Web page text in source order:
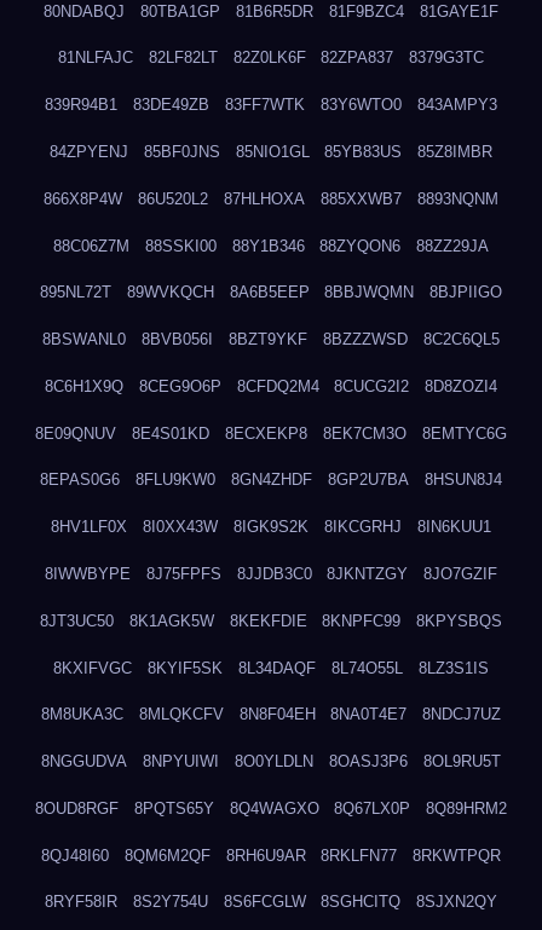
80NDABQJ 80TBA1GP 81B6R5DR 81F9BZC4 81GAYE1F
81NLFAJC 82LF82LT 82Z0LK6F 82ZPA837 8379G3TC
839R94B1 83DE49ZB 83FF7WTK 83Y6WTO0 843AMPY3
84ZPYENJ 85BF0JNS 85NIO1GL 85YB83US 85Z8IMBR
866X8P4W 86U520L2 87HLHOXA 885XXWB7 8893NQNM
88C06Z7M 88SSKI00 88Y1B346 88ZYQON6 88ZZ29JA
895NL72T 89WVKQCH 8A6B5EEP 8BBJWQMN 8BJPIIGO
8BSWANL0 8BVB056I 8BZT9YKF 8BZZZWSD 8C2C6QL5
8C6H1X9Q 8CEG9O6P 8CFDQ2M4 8CUCG2I2 8D8ZOZI4
8E09QNUV 8E4S01KD 8ECXEKP8 8EK7CM3O 8EMTYC6G
8EPAS0G6 8FLU9KW0 8GN4ZHDF 8GP2U7BA 8HSUN8J4
8HV1LF0X 8I0XX43W 8IGK9S2K 8IKCGRHJ 8IN6KUU1
8IWWBYPE 8J75FPFS 8JJDB3C0 8JKNTZGY 8JO7GZIF
8JT3UC50 8K1AGK5W 8KEKFDIE 8KNPFC99 8KPYSBQS
8KXIFVGC 8KYIF5SK 8L34DAQF 8L74O55L 8LZ3S1IS
8M8UKA3C 8MLQKCFV 8N8F04EH 8NA0T4E7 8NDCJ7UZ
8NGGUDVA 8NPYUIWI 8O0YLDLN 8OASJ3P6 8OL9RU5T
8OUD8RGF 8PQTS65Y 8Q4WAGXO 8Q67LX0P 8Q89HRM2
8QJ48I60 8QM6M2QF 8RH6U9AR 8RKLFN77 8RKWTPQR
8RYF58IR 8S2Y754U 8S6FCGLW 8SGHCITQ 8SJXN2QY